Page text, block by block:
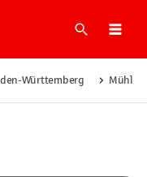
Suche
Württemberg